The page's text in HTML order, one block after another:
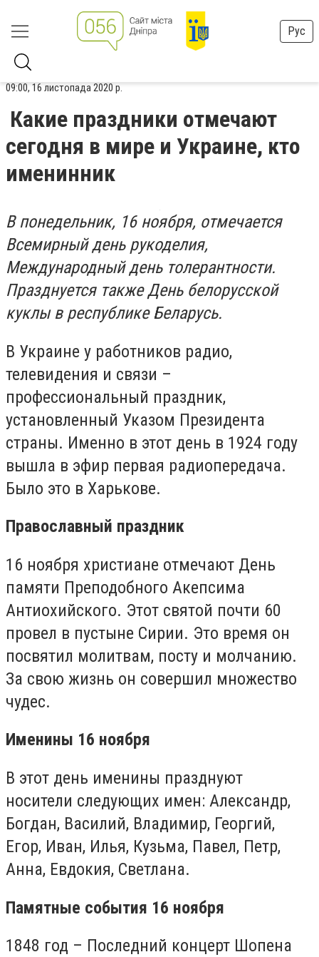
Рус
09:00, 16 листопада 2020 р.
Какие праздники отмечают
сегодня в мире и Украине, кто
именинник
В понедельник, 16 ноября, отмечается
Всемирный день рукоделия,
Международный день толерантности.
Празднуется также День белорусской
куклы в республике Беларусь.
В Украине у работников радио,
телевидения и связи –
профессиональный праздник,
установленный Указом Президента
страны. Именно в этот день в 1924 году
вышла в эфир первая радиопередача.
Было это в Харькове.
Православный праздник
16 ноября христиане отмечают День
памяти Преподобного Акепсима
Антиохийского. Этот святой почти 60
провел в пустыне Сирии. Это время он
посвятил молитвам, посту и молчанию.
За свою жизнь он совершил множество
чудес.
Именины 16 ноября
В этот день именины празднуют
носители следующих имен: Александр,
Богдан, Василий, Владимир, Георгий,
Егор, Иван, Илья, Кузьма, Павел, Петр,
Анна, Евдокия, Светлана.
Памятные события 16 ноября
1848 год – Последний концерт Шопена